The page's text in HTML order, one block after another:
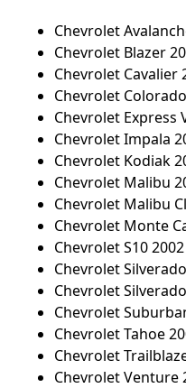
Chevrolet
Chevrolet Blazer
Chevrolet Cavalier
Chevrolet
Chevrolet Express
Chevrolet Impala
Chevrolet Kodiak
Chevrolet Malibu
Chevrolet Malibu
Chevrolet Monte
Chevrolet S10
Chevrolet
Chevrolet
Chevrolet
Chevrolet Tahoe
Chevrolet
Chevrolet Venture